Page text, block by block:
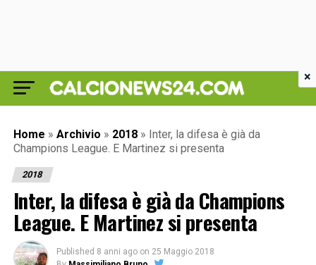
Home » Archivio » 2018 » Inter, la difesa è già da
Champions League. E Martinez si presenta
2018
Inter, la difesa è già da Champions
League. E Martinez si presenta
Published 8 anni ago on 25 Maggio 2018
×